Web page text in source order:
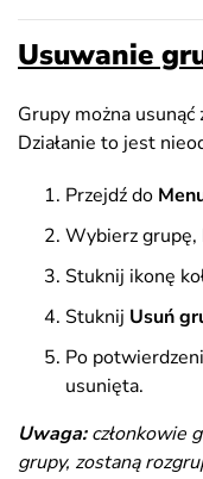
Usuwanie
Grupy można
Działanie to jest
Przejdź do
Wybierz grupę,
Stuknij ikonę
Stuknij Usuń
Po
usunięta.
Uwaga:członkowie
grupy, zostaną